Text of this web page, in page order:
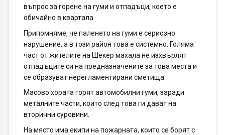
въпрос за горене на гуми и отпадъци, което е
обичайно в квартала.
Припомняме, че паленето на гуми е сериозно
нарушение, а в този район това е системно. Голяма
част от жителите на Шекер махала не изхвърлят
отпадъците си на предназначените за това места и
се образуват нерегламентирани сметища.
Масово хората горят автомобилни гуми, заради
металните части, които след това ги дават на
вторични суровини.
На място има екипи на пожарната, които се борят с